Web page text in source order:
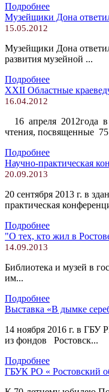
Подробнее
Музейщики Дона
15.05.2012
Музейщики Дона
развития музейной ...
Подробнее
XXII Областные
16.04.2012
16 апреля 2012года в
чтения, посвященные
Подробнее
Научно-практическая
20.09.2013
20 сентября 2013 г. в
практическая
Подробнее
"О тех, кто жил в
14.09.2013
Библиотека и музей в
им...
Подробнее
Выставка «В дымке
14 ноября 2016 г. в
из фондов Ростовск...
Подробнее
ГБУК РО « Ростовский